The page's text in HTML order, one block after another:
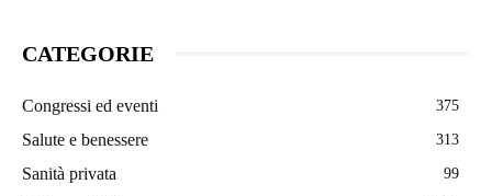
CATEGORIE
Congressi ed eventi 375
Salute e benessere 313
Sanità privata 99